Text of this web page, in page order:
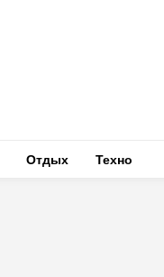
Отдых Техно